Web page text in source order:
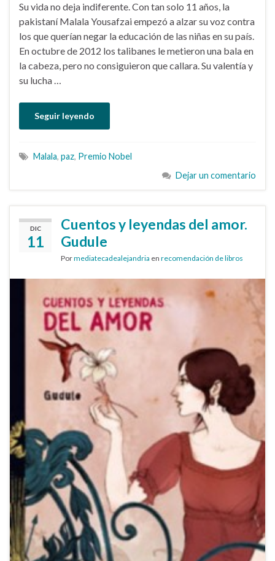
Su vida no deja indiferente. Con tan solo 11 años, la
pakistaní Malala Yousafzai empezó a alzar su voz contra
los que querían negar la educación de las niñas en su país.
En octubre de 2012 los talibanes le metieron una bala en
la cabeza, pero no consiguieron que callara. Su valentía y
su lucha …
Seguir leyendo
Malala, paz, Premio Nobel
Dejar un comentario
DIC
11
Cuentos y leyendas del amor.
Gudule
Pormediatecadealejandria en recomendación de libros